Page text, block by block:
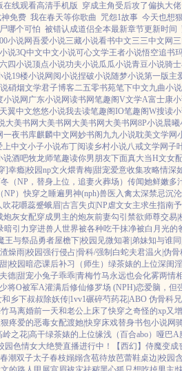
在线观看高清手机版 穿成主角受后攻了偏执大佬
免费 我在春天等你歌曲 咒怨1故事 今天也想
哪个可怕 被错认成道侣全本最新章节更新时间
00小说网吾爱小说三藏小说看书中文三三中文网
说3Q中文中文小说可心文学王者小说悟空追书
六四小说顶点小说功夫小说瓜瓜小说青豆小说骑
说19楼小说网阅小说捏破小说随梦小说第一版主
硝烟文学君子博客二五零书苑笔下中文九曲小说
小说网 广东小说网读书网笔趣阁V文学A富士康
天翼中文悠悠小说我去读笔趣阁IO笔趣阁W搜读
大美书网 大美书网 大美书网 大美书网8P小说晨曦
一夜书库麒麟中文网妙书阁 九九小说耽美文学网
上中文小子小说布丁阅读乡村小说八戒文学网子
说酒吧牧龙师笔趣读你男朋友下面真大当H文女
]幸瘾|校园np文火煨青梅|甜宠爱意收集攻略情深
（NP，替身上位，追妻火葬场） 传闻她鲜嫩多
NP）快穿之睡遍男神(nph)兽医 入禽太深禁忌沉沦
吹花嚼蕊蹙蛾眉|古言失贞|NP虐文女主求生指南
炮灰女配穿成男主的炮灰前妻勾引禁欲师尊交易|
暗引力穿进兽人世界被各种吃干抹净被白月光的
王与祭品勇者屋檐下|校园 见微知著|弟妹知与谁
燥雨|校园强行侵占|骨科/强制 白蛇夫君温火|伪骨
|校园暗恋课后补习（师生） 绿茶婊的上位深闺
德|甜宠小兔子乖乖|青梅竹马永远也会化雾两情
将O被军A灌满后修仙修罗场 (NPH)恋爱脑，但
乡下叔叔除妖传|1vv1碾碎芍药花|ABO 伪骨科
马离婚前一天和老公上床了快穿之奇怪的xp又
狠疼爱的恶毒女配渡她|快穿床戏替身书包小说网
岭之花|高干绿茶婊的上位缘浅（百合abo）哑巴A
园色情女大绝赞直播进行中！ 【西幻】侍魔变成
春潮双子太子春枝嫋嫋含苞待放芭蕾鞋桌边|校园